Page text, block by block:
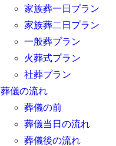
家族葬一日プラン
家族葬二日プラン
一般葬プラン
火葬式プラン
社葬プラン
葬儀の流れ
葬儀の前
葬儀当日の流れ
葬儀後の流れ